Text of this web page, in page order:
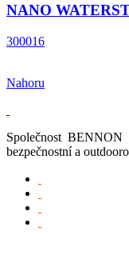
NANO
300016
Nahoru
Společnost
bezpečnostní a